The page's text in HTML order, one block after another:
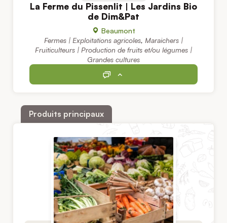
La Ferme du Pissenlit | Les Jardins Bio
de Dim&Pat
Beaumont
Fermes | Exploitations agricoles, Maraichers |
Fruiticulteurs | Production de fruits et/ou légumes |
Grandes cultures
Produits principaux